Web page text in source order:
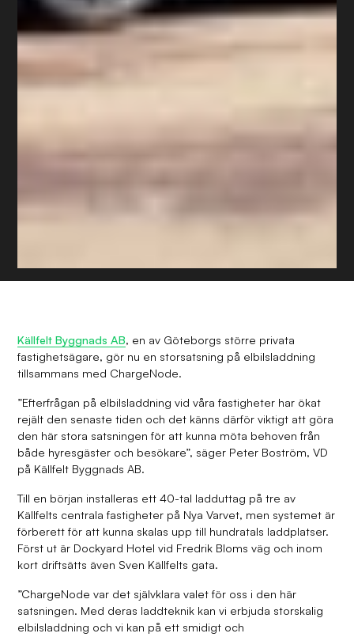
Källfelt Byggnads AB, en av Göteborgs större privata
fastighetsägare, gör nu en storsatsning på elbilsladdning
tillsammans med ChargeNode.
”Efterfrågan på elbilsladdning vid våra fastigheter har ökat
rejält den senaste tiden och det känns därför viktigt att göra
den här stora satsningen för att kunna möta behoven från
både hyresgäster och besökare”, säger Peter Boström, VD
på Källfelt Byggnads AB.
Till en början installeras ett 40-tal ladduttag på tre av
Källfelts centrala fastigheter på Nya Varvet, men systemet är
förberett för att kunna skalas upp till hundratals laddplatser.
Först ut är Dockyard Hotel vid Fredrik Bloms väg och inom
kort driftsätts även Sven Källfelts gata.
”ChargeNode var det självklara valet för oss i den här
satsningen. Med deras laddteknik kan vi erbjuda storskalig
elbilsladdning och vi kan på ett smidigt och